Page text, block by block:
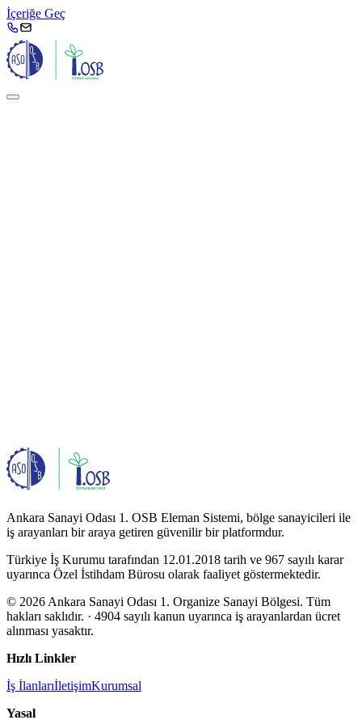
İçeriğe Geç
Ankara Sanayi Odası 1. OSB Eleman Sistemi, bölge sanayicileri ile
iş arayanları bir araya getiren güvenilir bir platformdur.
Türkiye İş Kurumu tarafından 12.01.2018 tarih ve 967 sayılı karar
uyarınca Özel İstihdam Bürosu olarak faaliyet göstermektedir.
© 2026 Ankara Sanayi Odası 1. Organize Sanayi Bölgesi. Tüm
hakları saklıdır. · 4904 sayılı kanun uyarınca iş arayanlardan ücret
alınması yasaktır.
Hızlı Linkler
İş İlanlarıİletişimKurumsal
Yasal